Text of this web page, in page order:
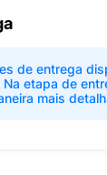
de entrega
etapa de
mais